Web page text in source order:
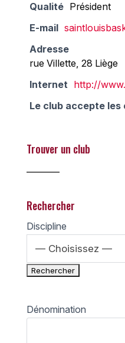
Qualité Président
E-mail
Adresse
rue Villette, 28 Liège
Internet http://
Le club accepte
Trouver un club
Rechercher
Discipline
— Choisissez —
Dénomination